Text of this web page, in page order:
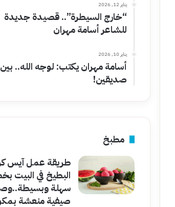
يناير 12, 2026
“خارج السيطرة”.. قصيدة جديدة
للشاعر أسامة مهران
يناير 10, 2026
أسامة مهران يكتب: لوجه الله.. بين
صديقين!
مطبخ
طريقة عمل آيس
البطيخ في البيت
سهلة
صيفية منعشة